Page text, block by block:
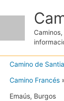
contenido
Camino de
Camino Francés
Emaús, Burgos